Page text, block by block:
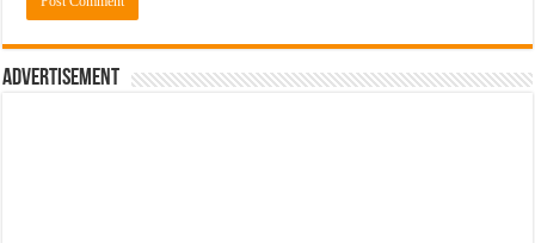
Advertisement